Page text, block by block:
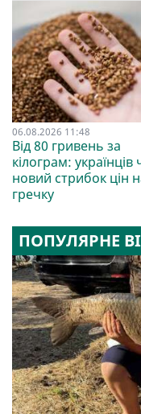
06.08.2026 11:48
Від 80 гривень за
кілограм: українців
новий стрибок цін
гречку
ПОПУЛЯРНЕ